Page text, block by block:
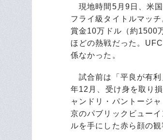
現地時間5月9日、米
フライ級タイトルマッ
賞金10万ドル（約1500
ほどの熱戦だった。
係なかった。
試合前は「平良が有利
年12月、受け身を取り
ャンドリ・パントージ
京のパブリックビュー
ルを手にした赤ら顔の